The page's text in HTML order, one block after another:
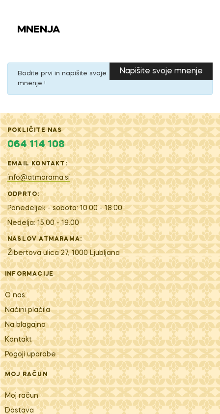
MNENJA
Napišite svoje mnenje
Bodite prvi in napišite svoje
mnenje !
POKLIČITE NAS
064 114 108
EMAIL KONTAKT:
info@atmarama.si
ODPRTO:
Ponedeljek - sobota: 10.00 - 18.00
Nedelja: 15.00 - 19.00
NASLOV ATMARAMA:
Žibertova ulica 27, 1000 Ljubljana
INFORMACIJE
O nas
Načini plačila
Na blagajno
Kontakt
Pogoji uporabe
MOJ RAČUN
Moj račun
Dostava